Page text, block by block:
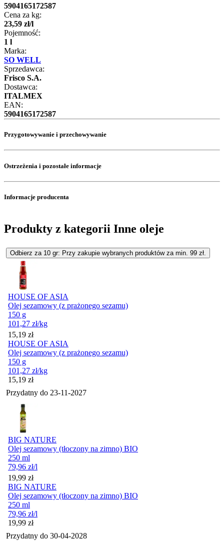
5904165172587
Cena za kg:
23,59 zł/l
Pojemność:
1 l
Marka:
SO WELL
Sprzedawca:
Frisco S.A.
Dostawca:
ITALMEX
EAN:
5904165172587
Przygotowywanie i przechowywanie
Ostrzeżenia i pozostałe informacje
Informacje producenta
Produkty z kategorii Inne oleje
Odbierz za 10 gr: Przy zakupie wybranych produktów za min. 99 zł.
HOUSE OF ASIA
Olej sezamowy (z prażonego sezamu)
150 g
101,27 zł/kg
Cena
15,19 zł
HOUSE OF ASIA
Olej sezamowy (z prażonego sezamu)
150 g
101,27 zł/kg
Cena
15,19 zł
Przydatny do 23-11-2027
BIG NATURE
Olej sezamowy (tłoczony na zimno) BIO
250 ml
79,96 zł/l
Cena
19,99 zł
BIG NATURE
Olej sezamowy (tłoczony na zimno) BIO
250 ml
79,96 zł/l
Cena
19,99 zł
Przydatny do 30-04-2028